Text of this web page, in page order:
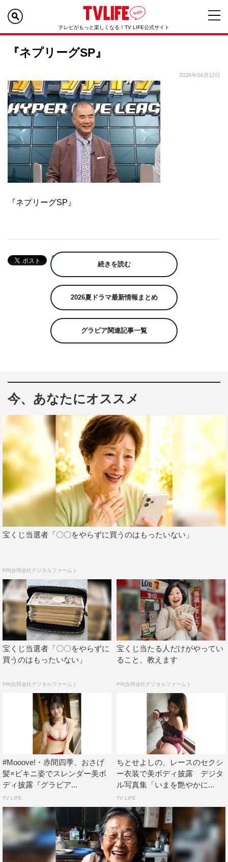
テレビがもっと楽しくなる！TV LIFE公式サイト
『ネプリーグSP』
2026年04月12日
『ネプリーグSP』
続きを読む
2026夏ドラマ最新情報まとめ
グラビア関連記事一覧
今、あなたにオススメ
宝くじ当選者「〇〇をやらずに買うのはもったいない」
PR(合同会社デジタルファーム )
宝くじ当選者「〇〇をやらずに
買うのはもったいない」
PR(合同会社デジタルファーム )
宝くじ当たる人だけがやってい
ること、教えます
PR(合同会社デジタルファーム )
#Mooove!・赤間四季、おさげ
髪×ビキニ姿でスレンダー美ボ
ディ披露『グラビア...
TV LIFE
ちとせよしの、レースのセクシ
ー衣装で美ボディ披露 デジタ
ル写真集「いまを艶やかに...
TV LIFE